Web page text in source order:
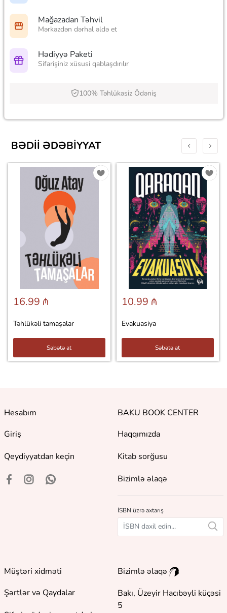
Mağazadan Təhvil
Mərkəzdən dərhal əldə et
Hədiyyə Paketi
Sifarişiniz xüsusi qablaşdırılır
100% Təhlükəsiz Ödəniş
BƏDII ƏDƏBIYYAT
16.99 ₼
Təhlükəli tamaşalar
Səbətə at
10.99 ₼
Evakuasiya
Səbətə at
Hesabım
Giriş
Qeydiyyatdan keçin
BAKU BOOK CENTER
Haqqımızda
Kitab sorğusu
Bizimlə əlaqə
İSBN üzrə axtarış
Müştəri xidməti
Şərtlər və Qaydalar
Bizimlə əlaqə
Bakı, Üzeyir Hacıbəyli küçəsi
5